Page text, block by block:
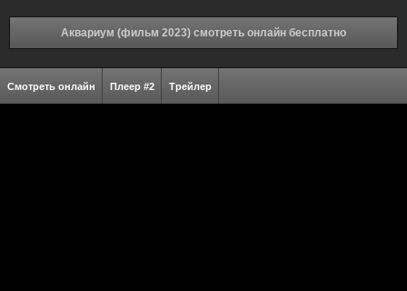
Аквариум (фильм 2023) смотреть онлайн бесплатно
Смотреть онлайн Плеер #2 Трейлер